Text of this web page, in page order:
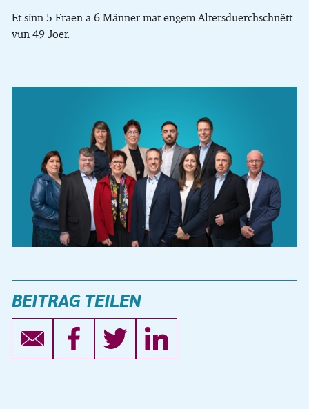
Et sinn 5 Fraen a 6 Männer mat engem Altersduerchschnëtt
vun 49 Joer.
BEITRAG TEILEN